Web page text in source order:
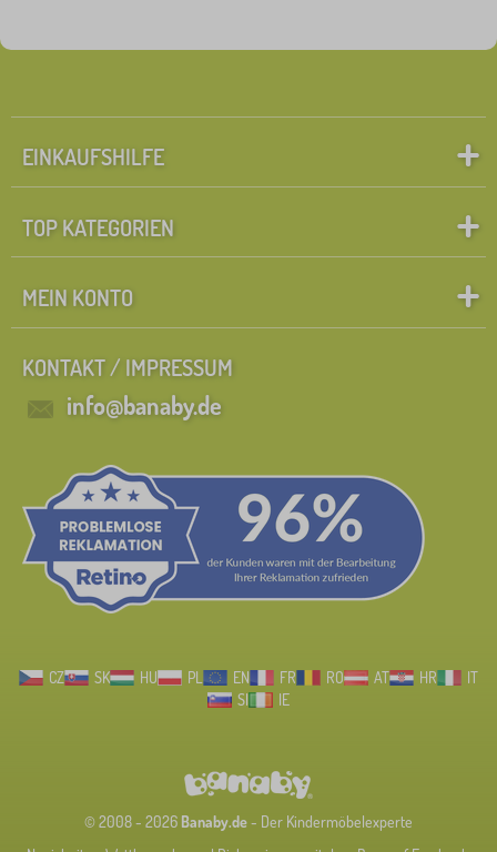
EINKAUFSHILFE
TOP KATEGORIEN
MEIN KONTO
KONTAKT / IMPRESSUM
info@banaby.de
CZ SK HU PL EN FR RO AT HR
IT
SI
IE
© 2008 - 2026 Banaby.de- Der Kindermöbelexperte